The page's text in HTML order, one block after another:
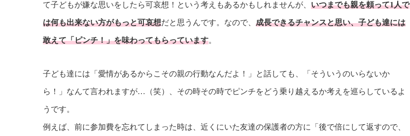
て子どもが嫌な思いをしたら可哀想！という考えもあるかもしれませんが、 いつまでも親を頼って1人で
は何も出来ない方がもっと可哀想だと思うんです。なので、 成長できるチャンスと思い、子ども達には
敢えて「ピンチ！」を味わってもらっています。
子ども達には「愛情があるからこその親の行動なんだよ！」と話しても、「そういうのいらないか
ら！」なんて言われますが…（笑）、その時その時でピンチをどう乗り越えるか考えを巡らしているよ
うです。
例えば、前に参加費を忘れてしまった時は、近くにいた友達の保護者の方に「後で倍にして返すので、